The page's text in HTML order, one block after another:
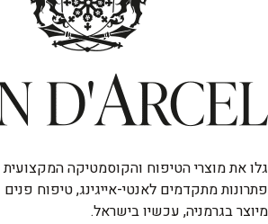
פתרונות מתקדמים לאנטי-אייגינג, טיפוח פנים
מיוצר בגרמניה, עכשיו בישראל.